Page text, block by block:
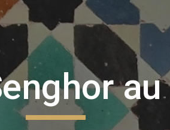
Skip to